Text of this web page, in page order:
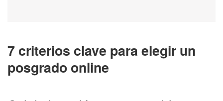
7 criterios clave para elegir un
posgrado online